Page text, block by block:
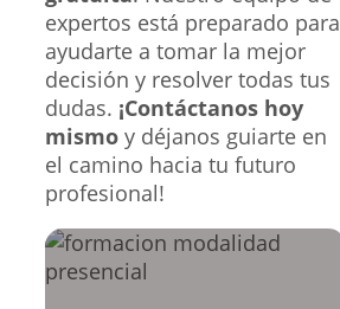
expertos está preparado para
ayudarte a tomar la mejor
decisión y resolver todas tus
dudas. ¡Contáctanos hoy
mismo y déjanos guiarte en
el camino hacia tu futuro
profesional!